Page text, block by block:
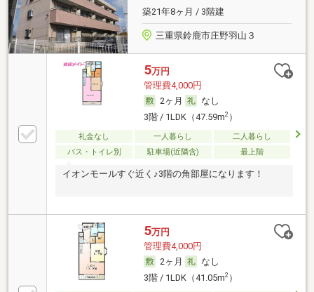
築21年8ヶ月 / 3階建
三重県鈴鹿市庄野羽山３
5万円
管理費4,000円
2ヶ月
なし
3階 / 1LDK（47.59m2）
礼金なし 一人暮らし
二人暮らし
バス・トイレ別
駐車場(近隣含) 最上階
イオンモールすぐ近く♪3階の角部屋になります！
5万円
管理費4,000円
2ヶ月
なし
3階 / 1LDK（41.05m2）